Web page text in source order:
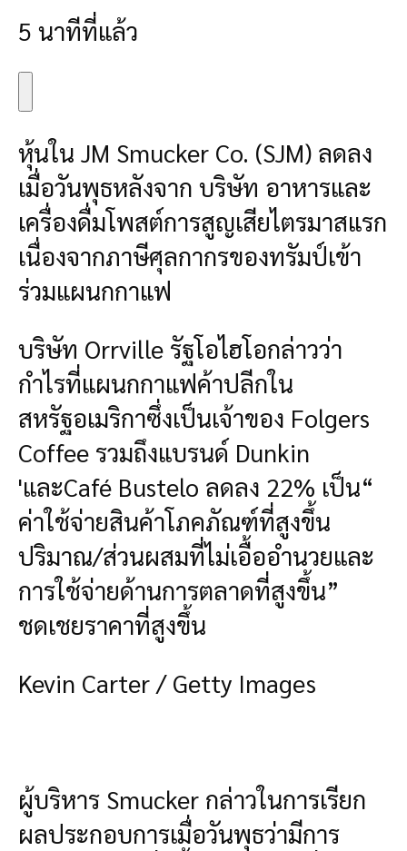
5 นาทีที่แล้ว
หุ้นใน JM Smucker Co. (SJM) ลดลง
เมื่อวันพุธหลังจาก บริษัท อาหารและ
เครื่องดื่มโพสต์การสูญเสียไตรมาสแรก
เนื่องจากภาษีศุลกากรของทรัมป์เข้า
ร่วมแผนกกาแฟ
บริษัท Orrville รัฐโอไฮโอกล่าวว่า
กำไรที่แผนกกาแฟค้าปลีกใน
สหรัฐอเมริกาซึ่งเป็นเจ้าของ Folgers
Coffee รวมถึงแบรนด์ Dunkin
'และCafé Bustelo ลดลง 22% เป็น“
ค่าใช้จ่ายสินค้าโภคภัณฑ์ที่สูงขึ้น
ปริมาณ/ส่วนผสมที่ไม่เอื้ออำนวยและ
การใช้จ่ายด้านการตลาดที่สูงขึ้น”
ชดเชยราคาที่สูงขึ้น
Kevin Carter / Getty Images
ผู้บริหาร Smucker กล่าวในการเรียก
ผลประกอบการเมื่อวันพุธว่ามีการ